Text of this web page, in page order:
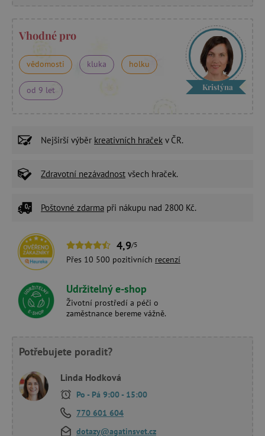
Vhodné pro
vědomosti kluka holku
od 9 let Kristýna
Nejširší výběr kreativních hraček v ČR.
Zdravotní nezávadnost všech hraček.
Poštovné zdarma při nákupu nad 2800 Kč.
4,9/5
Přes 10 500 pozitivních recenzí
Udržitelný e-shop
Životní prostředí a péči o
zaměstnance bereme vážně.
Potřebujete poradit?
Linda Hodková
Po - Pá 9:00 - 15:00
770 601 604
dotazy@agatinsvet.cz